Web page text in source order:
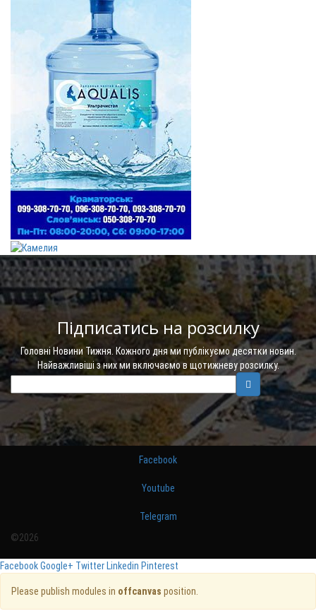
Підписатись на розсилку
Головні Новини Тижня. Кожного дня ми публікуємо десятки новин.
Найважливіші з них ми включаємо в щотижневу розсилку.
Facebook
Youtube
Telegram
©2026
FacebookGoogle+ TwitterLinkedin Pinterest
Please publish modules in offcanvas position.